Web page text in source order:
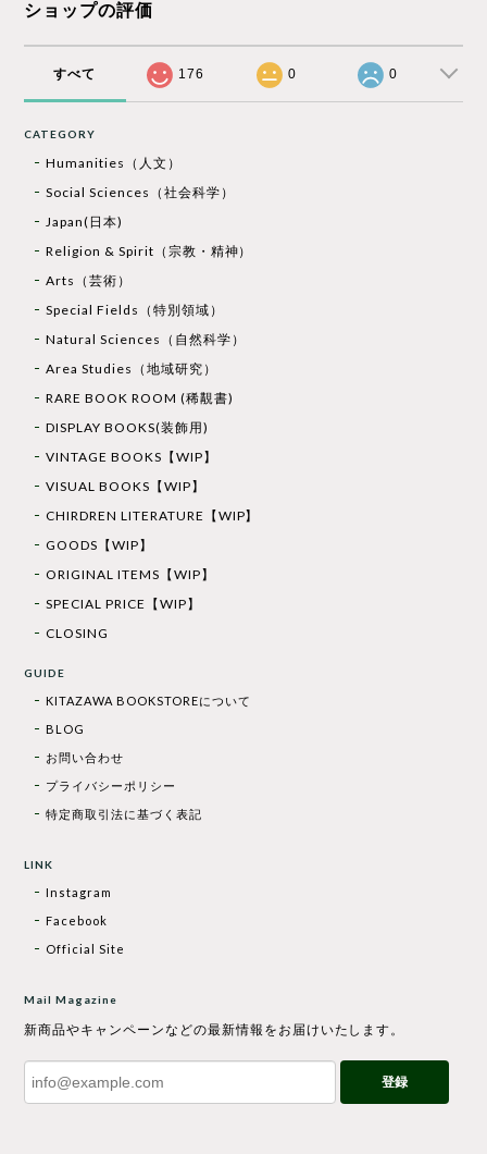
ショップの評価
すべて 176 0 0
CATEGORY
Humanities（人文）
Social Sciences（社会科学）
Japan(日本)
Religion & Spirit（宗教・精神）
Arts（芸術）
Special Fields（特別領域）
Natural Sciences（自然科学）
Area Studies（地域研究）
RARE BOOK ROOM (稀覯書)
DISPLAY BOOKS(装飾用)
VINTAGE BOOKS【WIP】
VISUAL BOOKS【WIP】
CHIRDREN LITERATURE【WIP】
GOODS【WIP】
ORIGINAL ITEMS【WIP】
SPECIAL PRICE【WIP】
CLOSING
GUIDE
KITAZAWA BOOKSTOREについて
BLOG
お問い合わせ
プライバシーポリシー
特定商取引法に基づく表記
LINK
Instagram
Facebook
Official Site
Mail Magazine
新商品やキャンペーンなどの最新情報をお届けいたします。
登録